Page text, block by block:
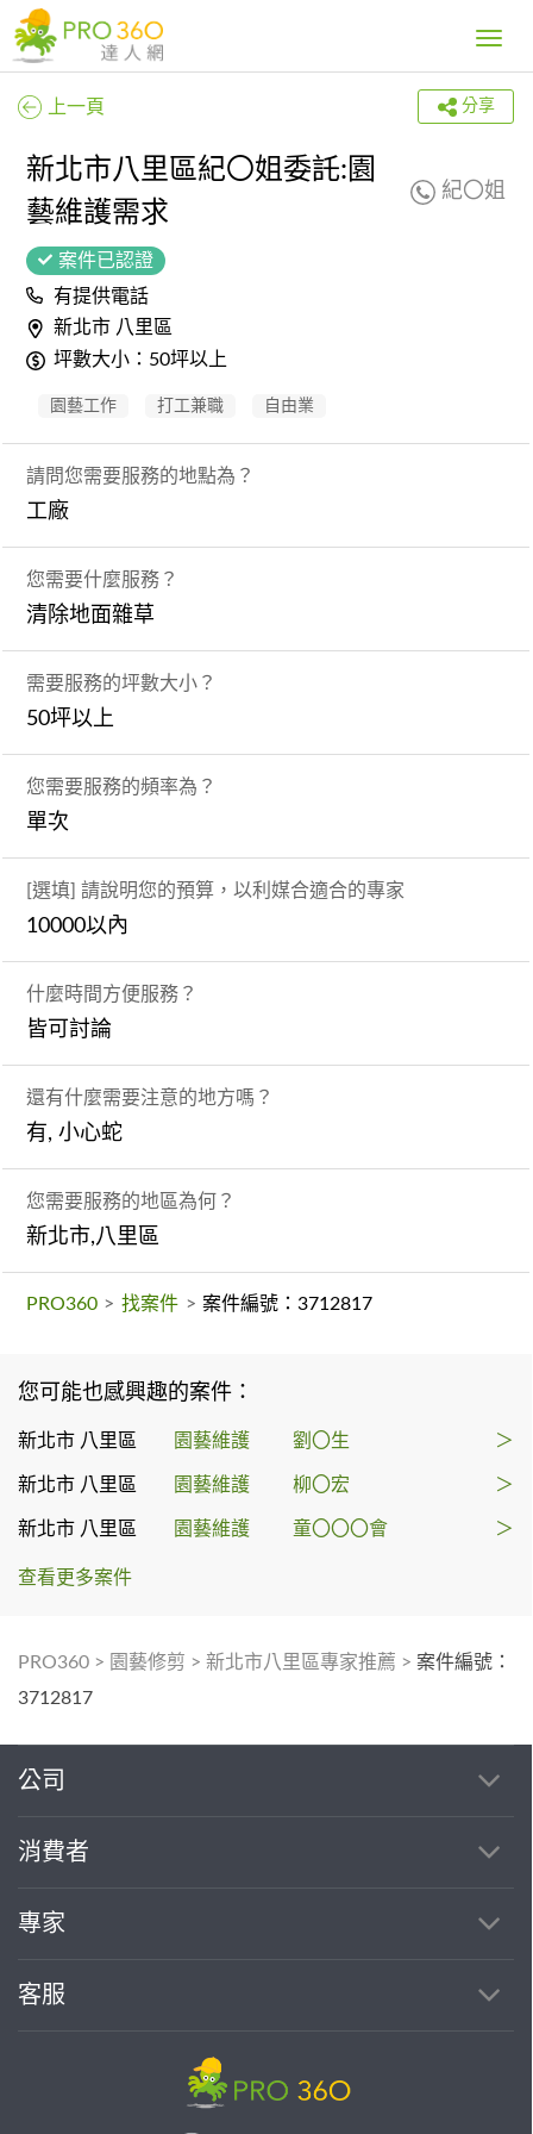
Toggle
上一頁 分享
新北市八里區紀〇姐委託:園
藝維護需求
紀〇姐
案件已認證
有提供電話
新北市 八里區
坪數大小：50坪以上
園藝工作 打工兼職 自由業
請問您需要服務的地點為？
工廠
您需要什麼服務？
清除地面雜草
需要服務的坪數大小？
50坪以上
您需要服務的頻率為？
單次
[選填] 請說明您的預算，以利媒合適合的專家
10000以內
什麼時間方便服務？
皆可討論
還有什麼需要注意的地方嗎？
有, 小心蛇
您需要服務的地區為何？
新北市,八里區
PRO360 > 找案件 > 案件編號：3712817
您可能也感興趣的案件：
新北市 八里區 園藝維護 劉〇生 ＞
新北市 八里區 園藝維護 柳〇宏 ＞
新北市 八里區 園藝維護 童〇〇〇會 ＞
查看更多案件
PRO360 > 園藝修剪 > 新北市八里區專家推薦 > 案件編號：
3712817
公司
消費者
專家
客服